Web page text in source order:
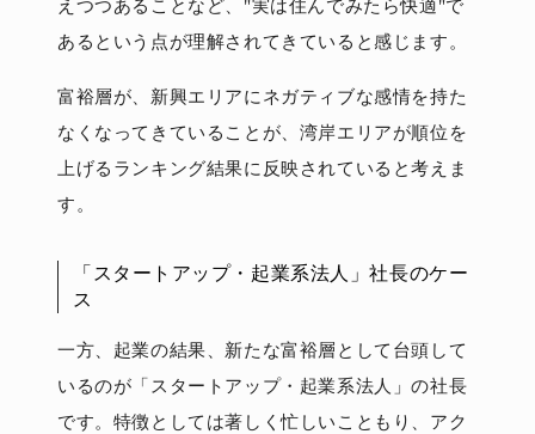
えつつあることなど、"実は住んでみたら快適"で
あるという点が理解されてきていると感じます。
富裕層が、新興エリアにネガティブな感情を持た
なくなってきていることが、湾岸エリアが順位を
上げるランキング結果に反映されていると考えま
す。
「スタートアップ・起業系法人」社長のケー
ス
一方、起業の結果、新たな富裕層として台頭して
いるのが「スタートアップ・起業系法人」の社長
です。特徴としては著しく忙しいこともり、アク